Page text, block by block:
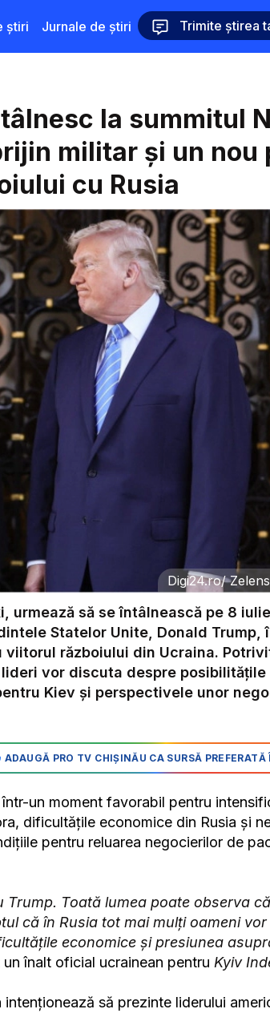
știri Jurnale de știri Trimite știrea
la summitul
militar și un nou
cu Rusia
Digi24.ro/
urmează să se întâlnească pe 8
Statelor Unite, Donald Trump,
războiului din Ucraina.
lideri vor discuta despre posibilitățile
Kiev și perspectivele unor
ADAUGĂ PRO TV CHIȘINĂU CA SURSĂ PREFERATĂ
un moment favorabil pentru
dificultățile economice din Rusia și
pentru reluarea negocierilor de
Trump. Toată lumea poate observa
că în Rusia tot mai mulți oameni
economice și presiunea
înalt oficial ucrainean pentru Kyiv
să prezinte liderului